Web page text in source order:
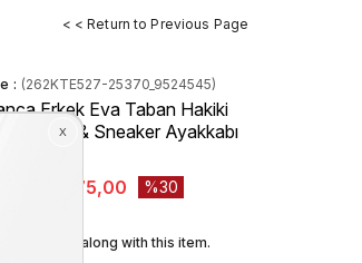
< < Return to Previous Page
(262KTE527-25370_9524545)
Erkek Eva Taban Hakiki
Spor & Sneaker Ayakkabı
₺7.875,00 30
these along with this item.